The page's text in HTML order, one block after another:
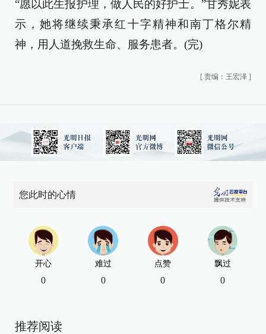
“愿以此生报护理，做人民的好护士。”甘秀妮表
示，她将继续秉承红十字精神和南丁格尔精
神，用人道挽救生命、服务患者。(完)
[ 责编：王宏泽 ]
您此时的心情
开心
0
难过
0
点赞
0
飘过
0
推荐阅读